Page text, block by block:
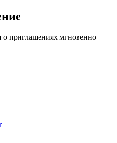
о приглашениях мгновенно